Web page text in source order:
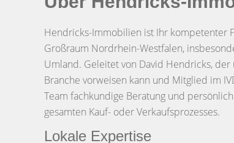
Hendricks-Immobilien ist Ihr kompetenter
Großraum Nordrhein-Westfalen,
Umland. Geleitet von David Hendricks,
Branche vorweisen kann und Mitglied im
Team fachkundige Beratung und
gesamten Kauf- oder Verkaufsprozesses.
Lokale Expertise